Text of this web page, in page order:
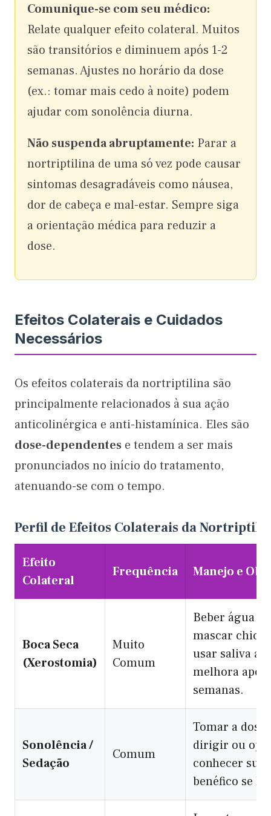
Comunique-se com seu médico:
Relate qualquer efeito colateral. Muitos
são transitórios e diminuem após 1-2
semanas. Ajustes no horário da dose
(ex.: tomar mais cedo à noite) podem
ajudar com sonolência diurna.
Não suspenda abruptamente: Parar a
nortriptilina de uma só vez pode causar
sintomas desagradáveis como náusea,
dor de cabeça e mal-estar. Sempre siga
a orientação médica para reduzir a
dose.
Efeitos Colaterais e Cuidados
Necessários
Os efeitos colaterais da nortriptilina são
principalmente relacionados à sua ação
anticolinérgica e anti-histamínica. Eles são
dose-dependentes e tendem a ser mais
pronunciados no início do tratamento,
atenuando-se com o tempo.
Perfil de Efeitos Colaterais da
Efeito
Colateral
Frequência Manejo e
Boca Seca
(Xerostomia)
Muito
Comum
Beber água
mascar
usar saliva
melhora após
semanas.
Sonolência /
Sedação
Comum
Tomar a
dirigir ou
conhecer sua
benéfico se